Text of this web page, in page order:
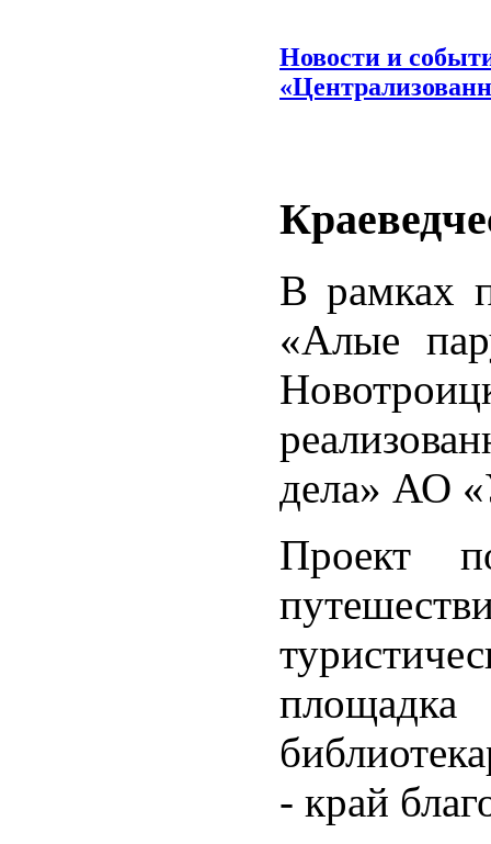
Новости и
В рамках
«Алые
дела» АО
Проект
площадка
- край